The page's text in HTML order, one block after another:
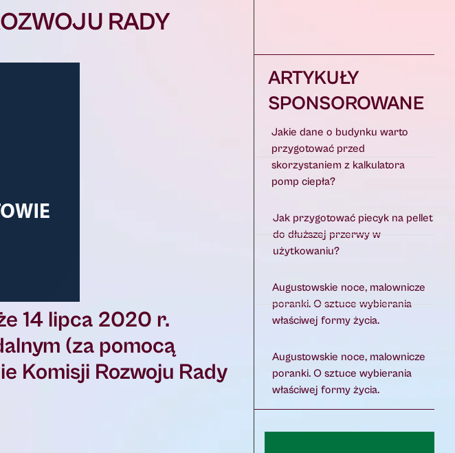
RADY
14 lipca 2020 r.
(za pomocą
Komisji Rozwoju Rady
ARTYKUŁY
SPONSOROWANE
Jakie dane o budynku warto
przygotować przed
skorzystaniem z kalkulatora
pomp ciepła?
Jak przygotować piecyk na pellet
do dłuższej przerwy w
użytkowaniu?
Augustowskie noce, malownicze
poranki. O sztuce wybierania
właściwej formy życia.
Augustowskie noce, malownicze
poranki. O sztuce wybierania
właściwej formy życia.